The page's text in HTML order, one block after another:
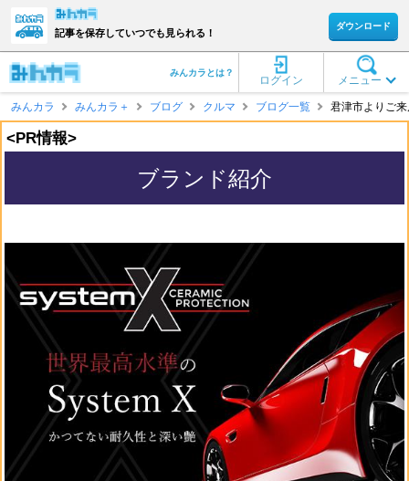
記事を保存していつでも見られる！
ダウンロード
メニュー
ログイン
みんカラとは？
みんカラ みんカラ＋ ブログ クルマ ブログ一覧 君津市よりご
<PR情報>
ブランド紹介